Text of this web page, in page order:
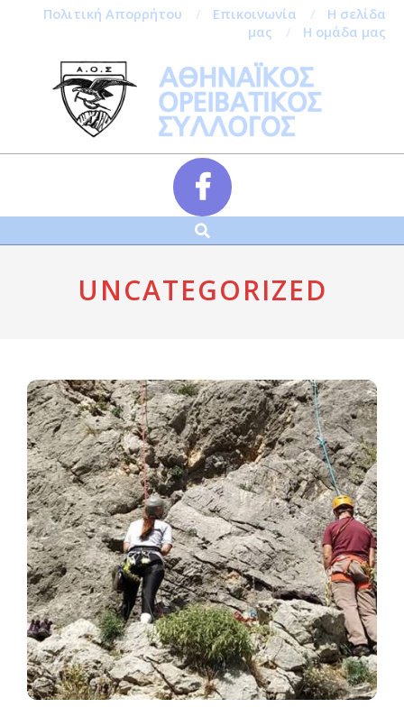
Πολιτική Απορρήτου Επικοινωνία
Η σελίδα
μας
Η ομάδα μας
Αναζήτηση
UNCATEGORIZED